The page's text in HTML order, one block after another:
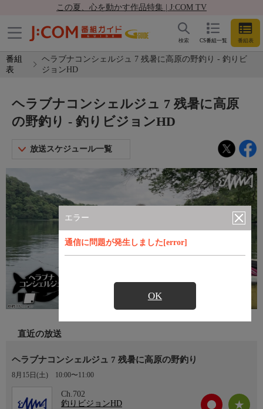
この夏、心を動かす作品特集 | J:COM TV
CS番組一覧 番組表
検索
番組
表
ヘラブナコンシェルジュ 7 残暑に高原の野釣り - 釣りビ
ジョンHD
エラー
通信に問題が発生しました[error]
OK
ヘラブナコンシェルジュ 7 残暑に高原
の野釣り - 釣りビジョンHD
放送スケジュール一覧
直近の放送
ヘラブナコンシェルジュ 7 残暑に高原の野釣り
8月15日(土) 10:00〜11:00
Ch.702
釣りビジョンHD